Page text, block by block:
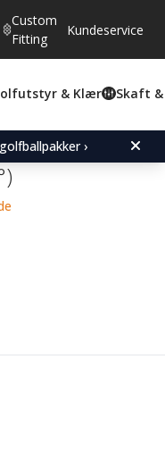
Custom
Fitting
Kundeservice
& Klær Skaft &
›
(stemmer:
80)
Open